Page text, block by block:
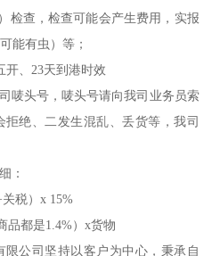
检查，检查可能会产生费用，实报
能有虫）等；
开、23天到港时效
唛头号，唛头号请向我司业务员索
绝、二发生混乱、丢货等，我司
：
税）x 15%
品都是1.4%）x货物
公司坚持以客户为中心，秉承自